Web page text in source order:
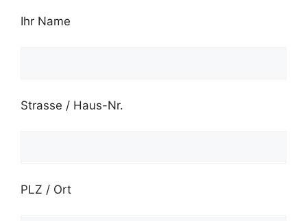
Ihr Name
Strasse / Haus-Nr.
PLZ / Ort